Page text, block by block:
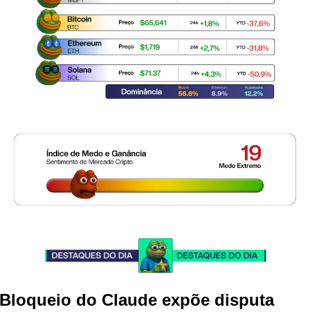
Bloqueio do Claude expõe disputa